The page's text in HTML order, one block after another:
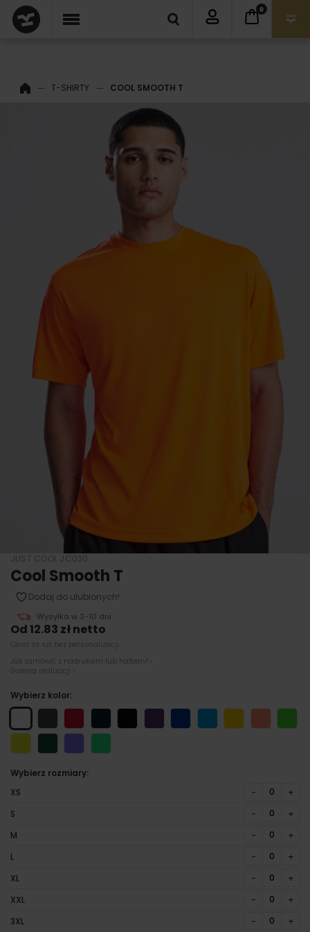
0
T-SHIRTY COOL SMOOTH T
JUST COOL JC020
Cool Smooth T
Dodaj do ulubionych!
Wysyłka w 3-10 dni
Od 12.83 zł netto
Cena za szt bez personalizacji
Jak zamówić z nadrukiem lub haftem? ›
Galeria realizacji ›
Wybierz kolor:
Wybierz rozmiary:
XS
− +
S − +
M − +
L − +
XL − +
XXL − +
3XL − +